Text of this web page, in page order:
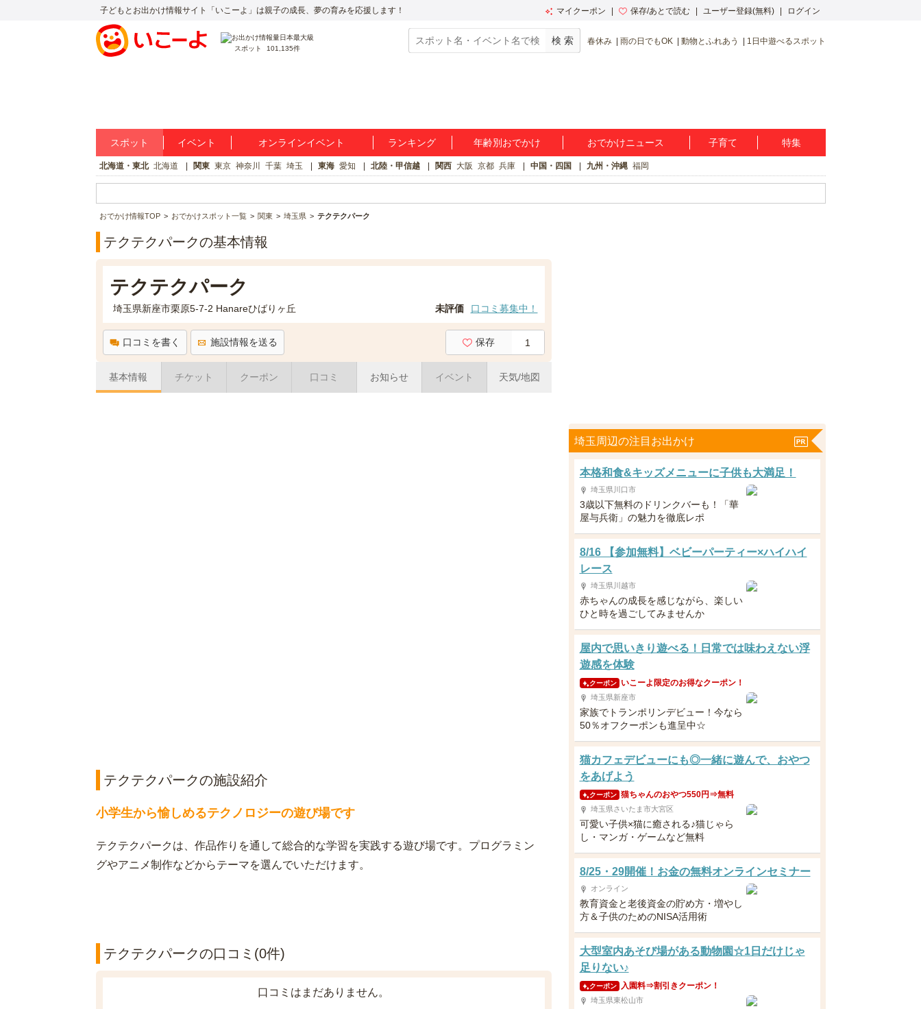
子どもとお出かけ情報サイト「いこーよ」は親子の成長、夢の育みを応援します！ マイクーポン 保存/あとで読む ユーザー登録(無料) ログイン
スポット 101,135件
春休み 雨の日でもOK 動物とふれあう 1日中遊べるスポット
スポット イベント オンラインイベント ランキング 年齢別おでかけ おでかけニュース 子育て 特集
北海道・東北 北海道 関東 東京 神奈川 千葉 埼玉 東海 愛知 北陸・甲信越 関西 大阪 京都 兵庫 中国・四国 九州・沖縄 福岡
おでかけ情報TOP おでかけスポット一覧 関東 埼玉県 テクテクパーク
テクテクパークの基本情報
テクテクパーク
埼玉県新座市栗原5-7-2 Hanareひばりヶ丘 未評価 口コミ募集中！
口コミを書く 施設情報を送る 保存 1
基本情報 チケット クーポン 口コミ お知らせ イベント 天気/地図
テクテクパークの施設紹介
小学生から愉しめるテクノロジーの遊び場です
テクテクパークは、作品作りを通して総合的な学習を実践する遊び場です。プログラミン
グやアニメ制作などからテーマを選んでいただけます。
テクテクパークの口コミ(0件)
口コミはまだありません。
埼玉周辺の注目お出かけ
本格和食&キッズメニューに子供も大満足！
埼玉県川口市
3歳以下無料のドリンクバーも！「華
屋与兵衛」の魅力を徹底レポ
8/16 【参加無料】ベビーパーティー×ハイハイ
レース
埼玉県川越市
赤ちゃんの成長を感じながら、楽しい
ひと時を過ごしてみませんか
屋内で思いきり遊べる！日常では味わえない浮
遊感を体験
クーポン いこーよ限定のお得なクーポン！
埼玉県新座市
家族でトランポリンデビュー！今なら
50％オフクーポンも進呈中☆
猫カフェデビューにも◎一緒に遊んで、おやつ
をあげよう
クーポン 猫ちゃんのおやつ550円⇒無料
埼玉県さいたま市大宮区
可愛い子供×猫に癒される♪猫じゃら
し・マンガ・ゲームなど無料
8/25・29開催！お金の無料オンラインセミナー
オンライン
教育資金と老後資金の貯め方・増やし
方＆子供のためのNISA活用術
大型室内あそび場がある動物園☆1日だけじゃ
足りない♪
クーポン 入園料⇒割引きクーポン！
埼玉県東松山市